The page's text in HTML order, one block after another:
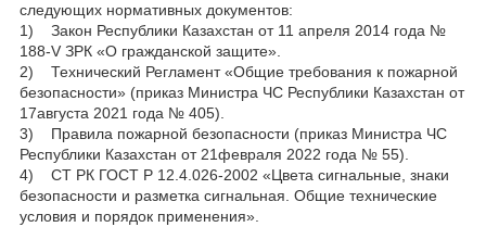
следующих нормативных документов:
1) Закон Республики Казахстан от 11 апреля 2014 года №
188-V ЗРК «О гражданской защите».
2) Технический Регламент «Общие требования к пожарной
безопасности» (приказ Министра ЧС Республики Казахстан от
17августа 2021 года № 405).
3) Правила пожарной безопасности (приказ Министра ЧС
Республики Казахстан от 21февраля 2022 года № 55).
4) СТ РК ГОСТ Р 12.4.026-2002 «Цвета сигнальные, знаки
безопасности и разметка сигнальная. Общие технические
условия и порядок применения».